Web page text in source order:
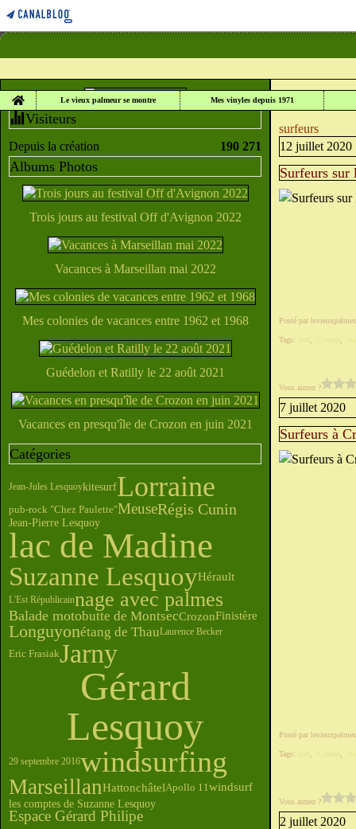
Home
Le vieux palmeur se montre Mes vinyles depuis 1971
Visiteurs
Depuis la création 190 271
Albums Photos
Trois jours au festival Off d'Avignon 2022
Vacances à Marseillan mai 2022
Mes colonies de vacances entre 1962 et 1968
Guédelon et Ratilly le 22 août 2021
Vacances en presqu'île de Crozon en juin 2021
Catégories
Jean-Jules LesquoykitesurfLorraine
pub-rock "Chez Paulette"MeuseRégis Cunin
Jean-Pierre Lesquoy
lac de Madine
Suzanne LesquoyHérault
L'Est Républicainnage avec palmes
Balade motobutte de MontsecCrozonFinistère
Longuyonétang de ThauLaurence Becker
Eric FrasiakJarny
Gérard
Lesquoy
29 septembre 2016windsurfing
MarseillanHattonchâtelApollo 11 windsurf
les comptes de Suzanne Lesquoy
Espace Gérard Philipe
LE VIEUX
surfeurs
12 juillet 2020
Surfeurs
Posté par
Tags: surf Crozon
Vous aimez ?
7 juillet 2020
Surfeurs à
Posté par
Tags: surf Crozon
Vous aimez ?
2 juillet 2020